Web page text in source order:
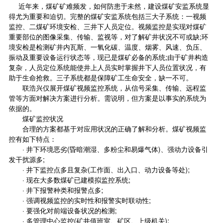
近年来，煤矿矿难频发，如何防患于未然，建设煤矿安监系统显
得尤为重要和迫切。完整的煤矿安监系统包括三大子系统：一视频
监控、二煤矿环境安检、三井下人员定位。视频监控是实现对煤矿
重要部位的图像采集、传输、监视等，对了解矿井状况不可或缺;环
境安检是检测矿井内瓦斯、一氧化碳、温度、烟雾、风速、负压、
振动及重要设备运行状态等，现已是煤矿必备的系统;由于矿井构造
复杂，人员定位系统能使井上人员实时掌握井下人员位置状况，有
助于生命抢救。三子系统都是保障矿工生命安全，缺一不可。
联浩兴仅展开煤矿视频监控系统，从信号采集、传输、远程监
管等方面对解决方案进行分析。需说明，但方案是以事实的系统为
依据的。
煤矿监控状况
合理的方案都基于对应用状况的正确了解和分析。煤矿视频监
控有如下特点：
· 井下环境恶劣(昏暗潮湿、多粉尘和易爆气体)、强动力设备引
发干扰源多;
· 井下监控点多且复杂(工作面、出入口、动力设备等处);
· 现在大多数煤矿已建模拟监控系统;
· 井下报警种类和报警点多;
· 强调视频监控的实时性和报警实时联动性;
· 要强化对前端设备状况的检测;
· 多管理中心监控(矿井值班室、矿区、上级机关);